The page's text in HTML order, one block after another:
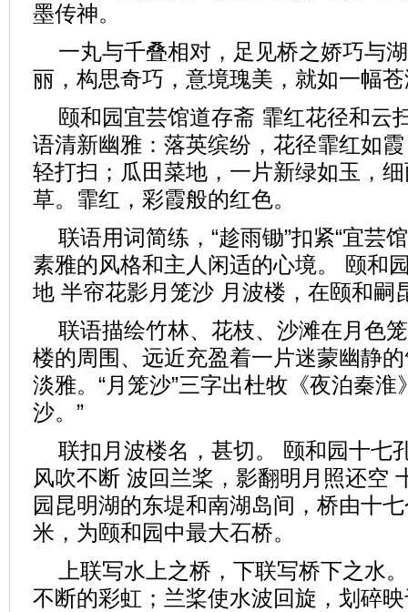
墨传神。
一丸与千叠相对，足见桥之娇巧与
丽，构思奇巧，意境瑰美，就如一幅
颐和园宜芸馆道存斋 霏红花径和云
语清新幽雅：落英缤纷，花径霏红如
轻打扫；瓜田菜地，一片新绿如玉，
草。霏红，彩霞般的红色。
联语用词简练，“趁雨锄”扣紧“宜芸
素雅的风格和主人闲适的心境。 颐和
地 半帘花影月笼沙 月波楼，在颐和嗣
联语描绘竹林、花枝、沙滩在月色
楼的周围、远近充盈着一片迷蒙幽静
淡雅。“月笼沙”三字出杜牧《夜泊秦淮
沙。”
联扣月波楼名，甚切。 颐和园十七
风吹不断 波回兰桨，影翻明月照还空
园昆明湖的东堤和南湖岛间，桥由十
米，为颐和园中最大石桥。
上联写水上之桥，下联写桥下之水
不断的彩虹；兰桨使水波回旋，划碎